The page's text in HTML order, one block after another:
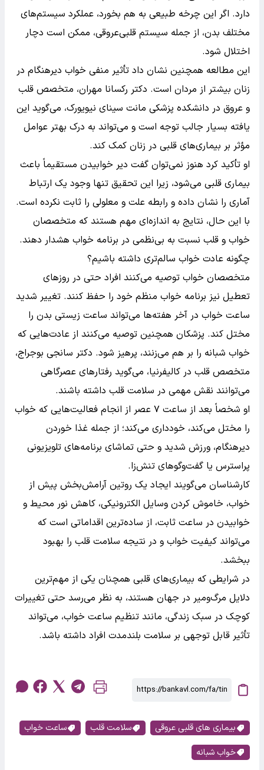
دارد. اگر این چرخه طبیعی به هم بخورد، عملکرد سیستم‌های
مختلف بدن، از جمله سیستم قلبی‌عروقی، ممکن است دچار
اختلال شود.
این مطالعه همچنین نشان داد تأثیر منفی خواب دیرهنگام در
زنان بیشتر از مردان است. دکتر رکسانا مهران، متخصص قلب
و عروق در دانشکده پزشکی مانت سینای نیویورک، می‌گوید این
یافته بسیار جالب توجه است و می‌تواند به درک بهتر عوامل
مؤثر بر بیماری‌های قلبی در زنان کمک کند.
او تأکید کرد هنوز نمی‌توان گفت دیر خوابیدن مستقیماً باعث
بیماری قلبی می‌شود، زیرا این تحقیق تنها وجود یک ارتباط
آماری را نشان داده و رابطه علت و معلولی را ثابت نکرده است.
با این حال، نتایج به اندازه‌ای مهم هستند که متخصصان
خواب و قلب نسبت به بی‌نظمی در برنامه خواب هشدار دهند.
چگونه عادت خواب سالم‌تری داشته باشیم؟
متخصصان خواب توصیه می‌کنند افراد حتی در روزهای
تعطیل نیز برنامه خواب منظم خود را حفظ کنند. تغییر شدید
ساعت خواب در آخر هفته‌ها می‌تواند ساعت زیستی بدن را
مختل کند. پزشکان همچنین توصیه می‌کنند از عادت‌هایی که
خواب شبانه را بر هم می‌زنند، پرهیز شود. دکتر سانجی بوجراج،
متخصص قلب در کالیفرنیا، می‌گوید رفتارهای عصرگاهی
می‌توانند نقش مهمی در سلامت قلب داشته باشند.
او شخصاً بعد از ساعت ۷ عصر از انجام فعالیت‌هایی که خواب
را مختل می‌کند، خودداری می‌کند؛ از جمله غذا خوردن
دیرهنگام، ورزش شدید و حتی تماشای برنامه‌های تلویزیونی
پراسترس یا گفت‌وگوهای تنش‌زا.
کارشناسان می‌گویند ایجاد یک روتین آرامش‌بخش پیش از
خواب، خاموش کردن وسایل الکترونیکی، کاهش نور محیط و
خوابیدن در ساعت ثابت، از ساده‌ترین اقداماتی است که
می‌تواند کیفیت خواب و در نتیجه سلامت قلب را بهبود
ببخشد.
در شرایطی که بیماری‌های قلبی همچنان یکی از مهم‌ترین
دلایل مرگ‌ومیر در جهان هستند، به نظر می‌رسد حتی تغییرات
کوچک در سبک زندگی، مانند تنظیم ساعت خواب، می‌تواند
تأثیر قابل توجهی بر سلامت بلندمدت افراد داشته باشد.
بیماری های قلبی عروقی سلامت قلب
ساعت خواب
خواب شبانه